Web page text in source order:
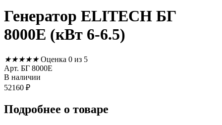
Генератор ELITECH БГ
8000Е (кВт 6-6.5)
★★★★★ Оценка 0 из 5
Арт. БГ 8000Е
В наличии
52160 ₽
Подробнее о товаре